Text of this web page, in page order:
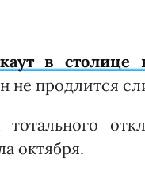
в
не продлится
октября.